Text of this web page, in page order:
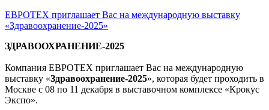
ЕВРОТЕХ приглашает Вас на международную выставку
«Здравоохранение-2025»
ЗДРАВООХРАНЕНИЕ-2025
Компания ЕВРОТЕХ приглашает Вас на международную
выставку «Здравоохранение-2025», которая будет проходить в
Москве с 08 по 11 декабря в выставочном комплексе «Крокус
Экспо».